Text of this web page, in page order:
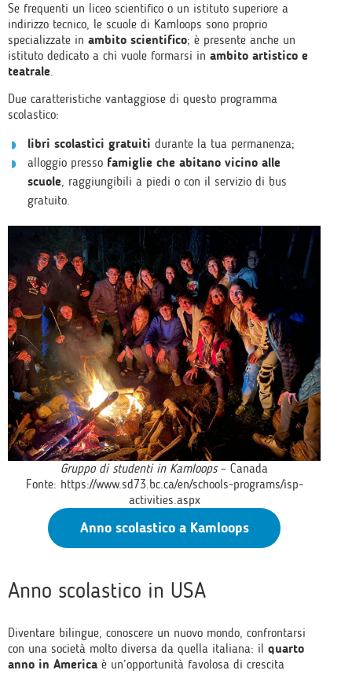
Se frequenti un liceo scientifico o un istituto superiore a
indirizzo tecnico, le scuole di Kamloops sono proprio
specializzate in ambito scientifico; è presente anche un
istituto dedicato a chi vuole formarsi in ambito artistico e
teatrale.
Due caratteristiche vantaggiose di questo programma
scolastico:
libri scolastici gratuiti durante la tua permanenza;
alloggio presso famiglie che abitano vicino alle
scuole, raggiungibili a piedi o con il servizio di bus
gratuito.
Gruppo di studenti in Kamloops– Canada
Fonte: https://www.sd73.bc.ca/en/schools-programs/isp-
activities.aspx
Anno scolastico a Kamloops
Anno scolastico in USA
Diventare bilingue, conoscere un nuovo mondo, confrontarsi
con una società molto diversa da quella italiana: il quarto
anno in America è un’opportunità favolosa di crescita